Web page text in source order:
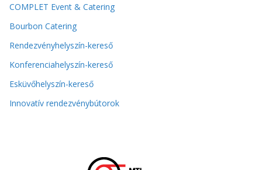
COMPLET Event & Catering
Bourbon Catering
Rendezvényhelyszín-kereső
Konferenciahelyszín-kereső
Esküvőhelyszín-kereső
Innovatív rendezvénybútorok